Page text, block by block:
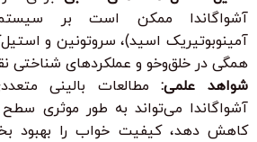
آمینوبوتیریک اسید)، سروتونین و
همگی در خلق‌وخو و عملکردهای شناختی
شواهد علمی:مطالعات بالینی
آشواگاندا می‌تواند به طور موثری
کاهش دهد، کیفیت خواب را بهبود